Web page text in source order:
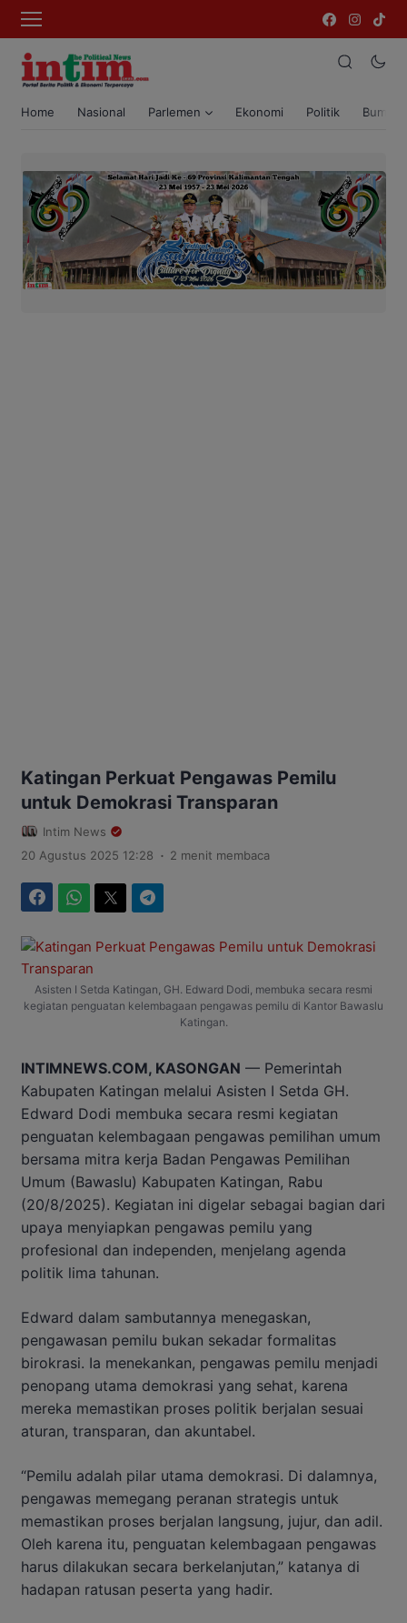
Home Nasional Parlemen Ekonomi Politik Bumi
Katingan Perkuat Pengawas Pemilu
untuk Demokrasi Transparan
Intim News
20 Agustus 2025 12:28 . 2 menit membaca
Asisten I Setda Katingan, GH. Edward Dodi, membuka secara resmi
kegiatan penguatan kelembagaan pengawas pemilu di Kantor Bawaslu
Katingan.
INTIMNEWS.COM, KASONGAN — Pemerintah
Kabupaten Katingan melalui Asisten I Setda GH.
Edward Dodi membuka secara resmi kegiatan
penguatan kelembagaan pengawas pemilihan umum
bersama mitra kerja Badan Pengawas Pemilihan
Umum (Bawaslu) Kabupaten Katingan, Rabu
(20/8/2025). Kegiatan ini digelar sebagai bagian dari
upaya menyiapkan pengawas pemilu yang
profesional dan independen, menjelang agenda
politik lima tahunan.
Edward dalam sambutannya menegaskan,
pengawasan pemilu bukan sekadar formalitas
birokrasi. Ia menekankan, pengawas pemilu menjadi
penopang utama demokrasi yang sehat, karena
mereka memastikan proses politik berjalan sesuai
aturan, transparan, dan akuntabel.
“Pemilu adalah pilar utama demokrasi. Di dalamnya,
pengawas memegang peranan strategis untuk
memastikan proses berjalan langsung, jujur, dan adil.
Oleh karena itu, penguatan kelembagaan pengawas
harus dilakukan secara berkelanjutan,” katanya di
hadapan ratusan peserta yang hadir.